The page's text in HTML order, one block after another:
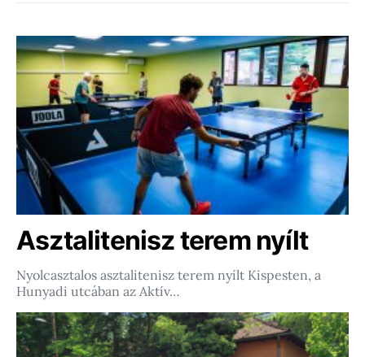
Asztalitenisz terem nyílt
Nyolcasztalos asztalitenisz terem nyílt Kispesten, a
Hunyadi utcában az Aktív…